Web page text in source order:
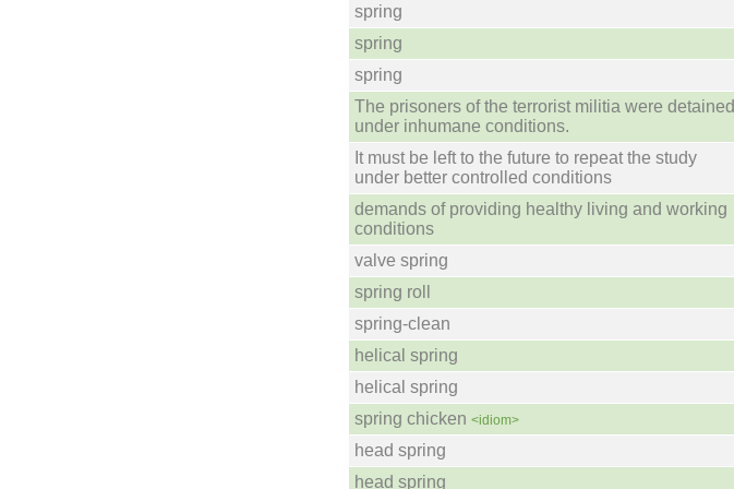
spring
spring
spring
The prisoners of the terrorist militia were detained
under inhumane conditions.
It must be left to the future to repeat the study
under better controlled conditions
demands of providing healthy living and working
conditions
valve spring
spring roll
spring-clean
helical spring
helical spring
spring chicken <idiom>
head spring
head spring